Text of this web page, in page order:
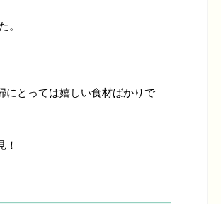
。
にとっては嬉しい食材ばかりで
！